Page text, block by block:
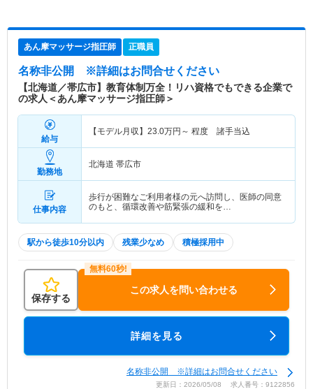
あん摩マッサージ指圧師 正職員
名称非公開 ※詳細はお問合せください
【北海道／帯広市】教育体制万全！リハ資格でもできる企業で
の求人＜あん摩マッサージ指圧師＞
給与
【モデル月収】 23.0万円～ 程度 諸手当込
勤務地
北海道 帯広市
仕事内容
歩行が困難なご利用者様の元へ訪問し、医師の同意
のもと、循環改善や筋緊張の緩和を…
駅から徒歩10分以内 残業少なめ 積極採用中
保存する
この求人を問い合わせる
詳細を見る
名称非公開 ※詳細はお問合せください
更新日：2026/05/08 求人番号：9122856